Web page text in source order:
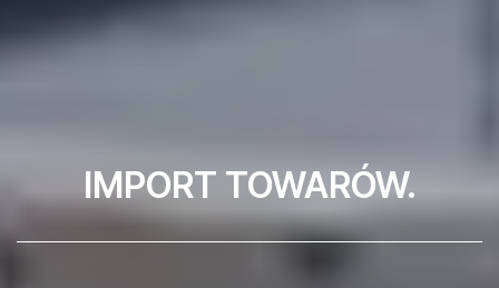
IMPORT TOWARÓW.